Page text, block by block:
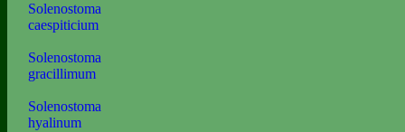
Solenostoma
caespiticium
Solenostoma
gracillimum
Solenostoma
hyalinum